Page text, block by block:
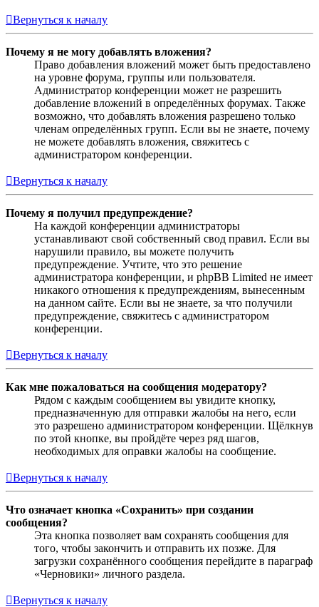
Вернуться к началу
Почему я не могу добавлять вложения?
Право добавления вложений может быть предоставлено
на уровне форума, группы или пользователя.
Администратор конференции может не разрешить
добавление вложений в определённых форумах. Также
возможно, что добавлять вложения разрешено только
членам определённых групп. Если вы не знаете, почему
не можете добавлять вложения, свяжитесь с
администратором конференции.
Вернуться к началу
Почему я получил предупреждение?
На каждой конференции администраторы
устанавливают свой собственный свод правил. Если вы
нарушили правило, вы можете получить
предупреждение. Учтите, что это решение
администратора конференции, и phpBB Limited не имеет
никакого отношения к предупреждениям, вынесенным
на данном сайте. Если вы не знаете, за что получили
предупреждение, свяжитесь с администратором
конференции.
Вернуться к началу
Как мне пожаловаться на сообщения модератору?
Рядом с каждым сообщением вы увидите кнопку,
предназначенную для отправки жалобы на него, если
это разрешено администратором конференции. Щёлкнув
по этой кнопке, вы пройдёте через ряд шагов,
необходимых для оправки жалобы на сообщение.
Вернуться к началу
Что означает кнопка «Сохранить» при создании
сообщения?
Эта кнопка позволяет вам сохранять сообщения для
того, чтобы закончить и отправить их позже. Для
загрузки сохранённого сообщения перейдите в параграф
«Черновики» личного раздела.
Вернуться к началу